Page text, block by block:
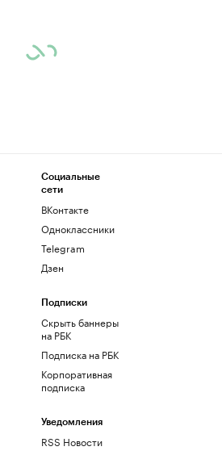
Социальные
сети
ВКонтакте
Одноклассники
Telegram
Дзен
Подписки
Скрыть баннеры
на РБК
Подписка на РБК
Корпоративная
подписка
Уведомления
RSS Новости